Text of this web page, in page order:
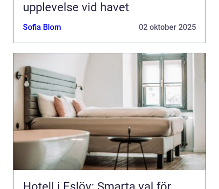
upplevelse vid havet
Sofia Blom 02 oktober 2025